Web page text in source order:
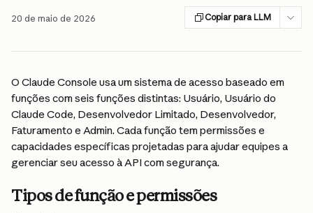
20 de maio de 2026 Copiar para LLM
O Claude Console usa um sistema de acesso baseado em
funções com seis funções distintas: Usuário, Usuário do
Claude Code, Desenvolvedor Limitado, Desenvolvedor,
Faturamento e Admin. Cada função tem permissões e
capacidades específicas projetadas para ajudar equipes a
gerenciar seu acesso à API com segurança.
Tipos de função e permissões